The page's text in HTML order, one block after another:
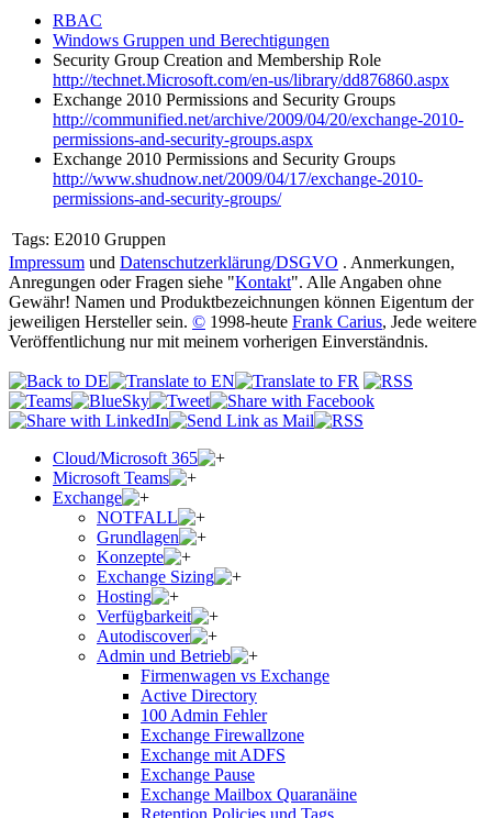
RBAC
Windows Gruppen und Berechtigungen
Security Group Creation and Membership Role
http://technet.Microsoft.com/en-us/library/dd876860.aspx
Exchange 2010 Permissions and Security Groups
http://communified.net/archive/2009/04/20/exchange-2010-
permissions-and-security-groups.aspx
Exchange 2010 Permissions and Security Groups
http://www.shudnow.net/2009/04/17/exchange-2010-
permissions-and-security-groups/
Tags: E2010 Gruppen
Impressum und Datenschutzerklärung/DSGVO . Anmerkungen,
Anregungen oder Fragen siehe "Kontakt". Alle Angaben ohne
Gewähr! Namen und Produktbezeichnungen können Eigentum der
jeweiligen Hersteller sein. © 1998-heute Frank Carius, Jede weitere
Veröffentlichung nur mit meinem vorherigen Einverständnis.
Cloud/Microsoft 365
Microsoft Teams
Exchange
NOTFALL
Grundlagen
Konzepte
Exchange Sizing
Hosting
Verfügbarkeit
Autodiscover
Admin und Betrieb
Firmenwagen vs Exchange
Active Directory
100 Admin Fehler
Exchange Firewallzone
Exchange mit ADFS
Exchange Pause
Exchange Mailbox Quaranäine
Retention Policies und Tags